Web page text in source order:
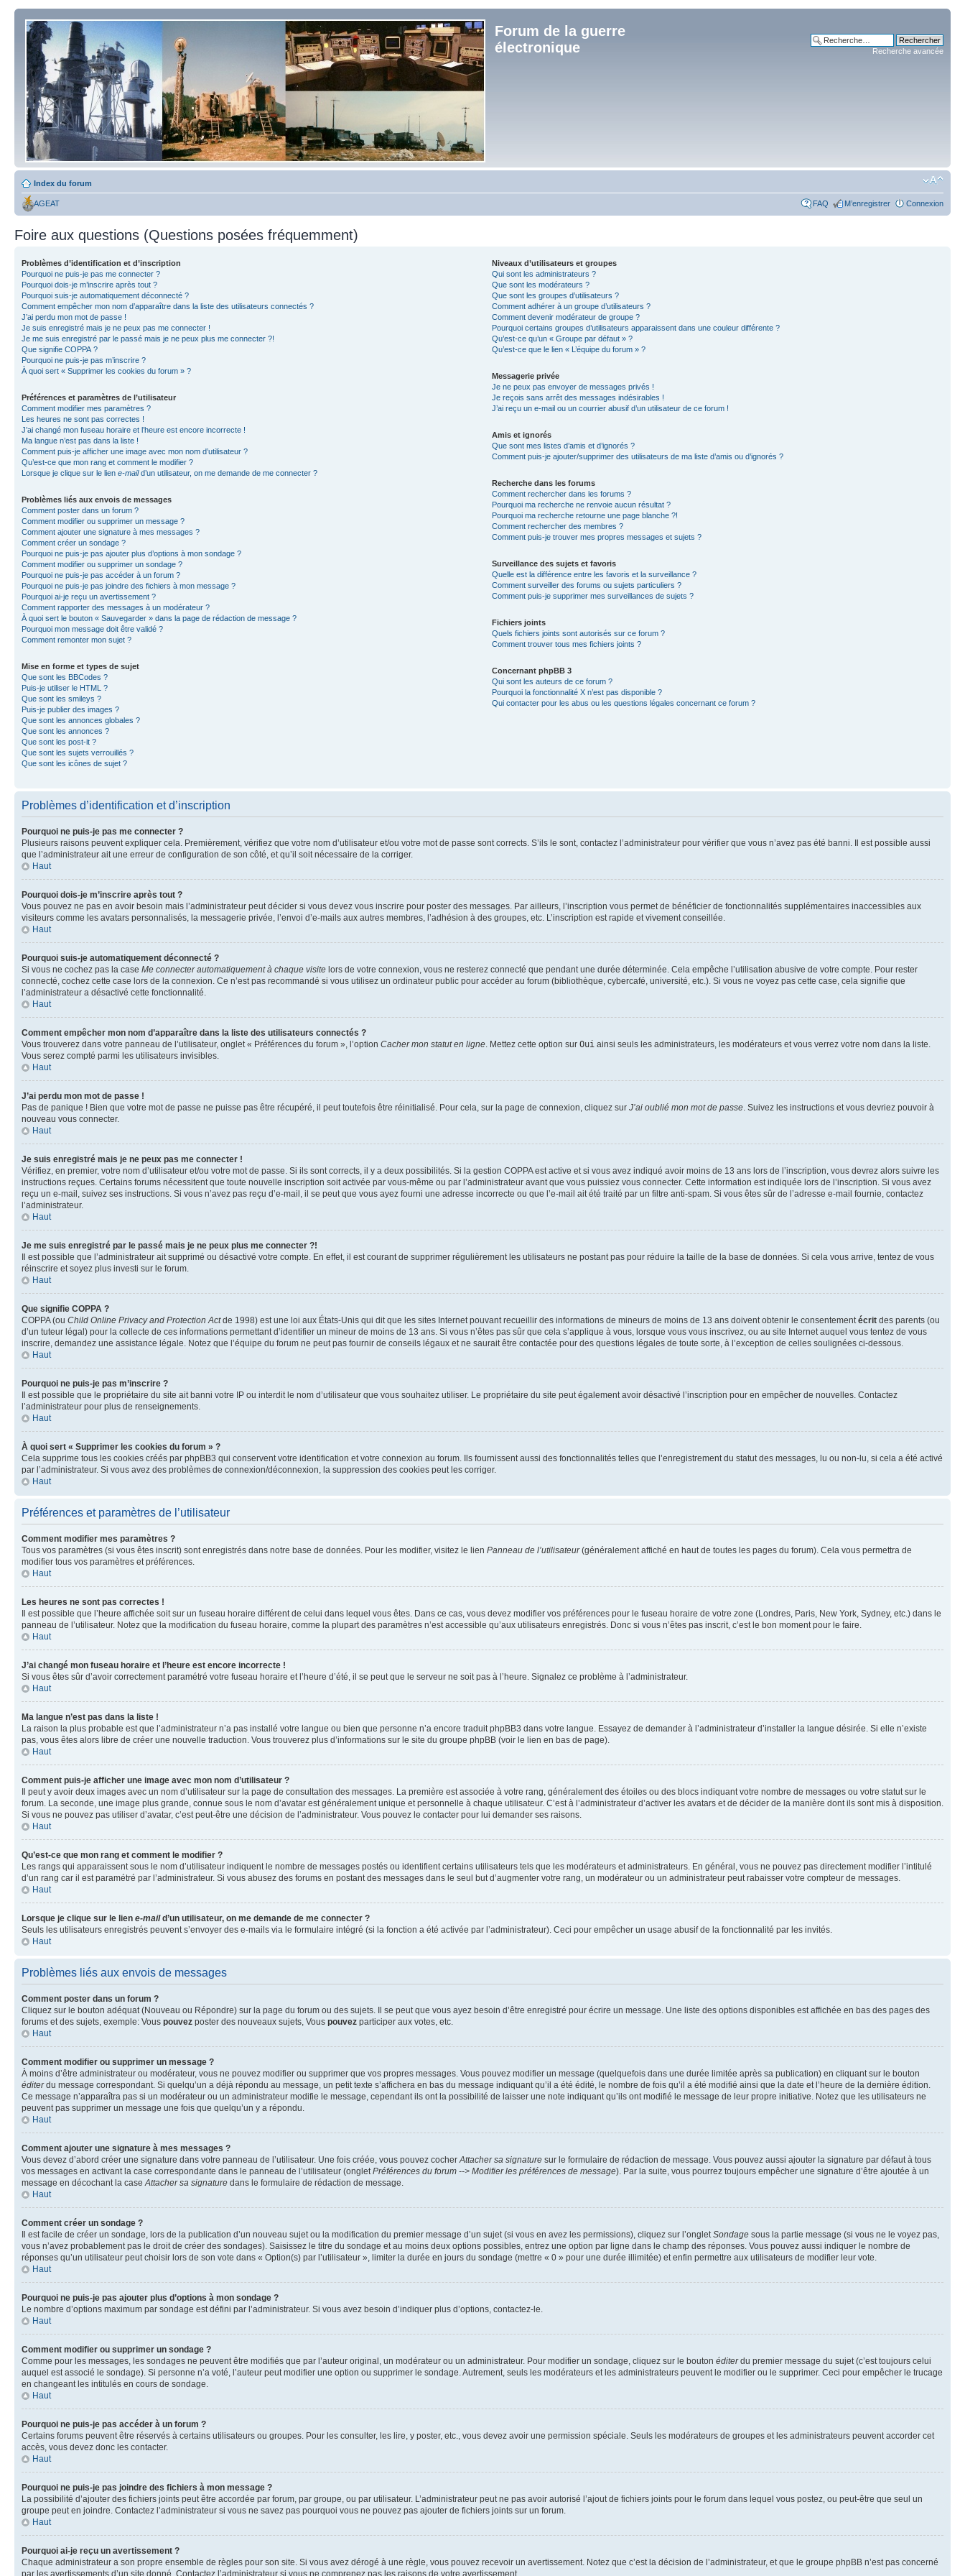
Forum de la guerre
électronique
Recherche avancée
Index du forum
AGEAT FAQ M’enregistrer Connexion
Foire aux questions (Questions posées fréquemment)
Problèmes d’identification et d’inscription
Pourquoi ne puis-je pas me connecter ?
Pourquoi dois-je m’inscrire après tout ?
Pourquoi suis-je automatiquement déconnecté ?
Comment empêcher mon nom d’apparaître dans la liste des utilisateurs connectés ?
J’ai perdu mon mot de passe !
Je suis enregistré mais je ne peux pas me connecter !
Je me suis enregistré par le passé mais je ne peux plus me connecter ?!
Que signifie COPPA ?
Pourquoi ne puis-je pas m’inscrire ?
À quoi sert « Supprimer les cookies du forum » ?
Préférences et paramètres de l’utilisateur
Comment modifier mes paramètres ?
Les heures ne sont pas correctes !
J’ai changé mon fuseau horaire et l’heure est encore incorrecte !
Ma langue n’est pas dans la liste !
Comment puis-je afficher une image avec mon nom d’utilisateur ?
Qu’est-ce que mon rang et comment le modifier ?
Lorsque je clique sur le lien e-maild’un utilisateur, on me demande de me connecter ?
Problèmes liés aux envois de messages
Comment poster dans un forum ?
Comment modifier ou supprimer un message ?
Comment ajouter une signature à mes messages ?
Comment créer un sondage ?
Pourquoi ne puis-je pas ajouter plus d’options à mon sondage ?
Comment modifier ou supprimer un sondage ?
Pourquoi ne puis-je pas accéder à un forum ?
Pourquoi ne puis-je pas joindre des fichiers à mon message ?
Pourquoi ai-je reçu un avertissement ?
Comment rapporter des messages à un modérateur ?
À quoi sert le bouton « Sauvegarder » dans la page de rédaction de message ?
Pourquoi mon message doit être validé ?
Comment remonter mon sujet ?
Mise en forme et types de sujet
Que sont les BBCodes ?
Puis-je utiliser le HTML ?
Que sont les smileys ?
Puis-je publier des images ?
Que sont les annonces globales ?
Que sont les annonces ?
Que sont les post-it ?
Que sont les sujets verrouillés ?
Que sont les icônes de sujet ?
Niveaux d’utilisateurs et groupes
Qui sont les administrateurs ?
Que sont les modérateurs ?
Que sont les groupes d’utilisateurs ?
Comment adhérer à un groupe d’utilisateurs ?
Comment devenir modérateur de groupe ?
Pourquoi certains groupes d’utilisateurs apparaissent dans une couleur différente ?
Qu’est-ce qu’un « Groupe par défaut » ?
Qu’est-ce que le lien « L’équipe du forum » ?
Messagerie privée
Je ne peux pas envoyer de messages privés !
Je reçois sans arrêt des messages indésirables !
J’ai reçu un e-mail ou un courrier abusif d’un utilisateur de ce forum !
Amis et ignorés
Que sont mes listes d’amis et d’ignorés ?
Comment puis-je ajouter/supprimer des utilisateurs de ma liste d’amis ou d’ignorés ?
Recherche dans les forums
Comment rechercher dans les forums ?
Pourquoi ma recherche ne renvoie aucun résultat ?
Pourquoi ma recherche retourne une page blanche ?!
Comment rechercher des membres ?
Comment puis-je trouver mes propres messages et sujets ?
Surveillance des sujets et favoris
Quelle est la différence entre les favoris et la surveillance ?
Comment surveiller des forums ou sujets particuliers ?
Comment puis-je supprimer mes surveillances de sujets ?
Fichiers joints
Quels fichiers joints sont autorisés sur ce forum ?
Comment trouver tous mes fichiers joints ?
Concernant phpBB 3
Qui sont les auteurs de ce forum ?
Pourquoi la fonctionnalité X n’est pas disponible ?
Qui contacter pour les abus ou les questions légales concernant ce forum ?
Problèmes d’identification et d’inscription
Pourquoi ne puis-je pas me connecter ?
Plusieurs raisons peuvent expliquer cela. Premièrement, vérifiez que votre nom d’utilisateur et/ou votre mot de passe sont corrects. S’ils le sont, contactez l’administrateur pour vérifier que vous n’avez pas été banni. Il est possible aussi
que l’administrateur ait une erreur de configuration de son côté, et qu’il soit nécessaire de la corriger.
Haut
Pourquoi dois-je m’inscrire après tout ?
Vous pouvez ne pas en avoir besoin mais l’administrateur peut décider si vous devez vous inscrire pour poster des messages. Par ailleurs, l’inscription vous permet de bénéficier de fonctionnalités supplémentaires inaccessibles aux
visiteurs comme les avatars personnalisés, la messagerie privée, l’envoi d’e-mails aux autres membres, l’adhésion à des groupes, etc. L’inscription est rapide et vivement conseillée.
Haut
Pourquoi suis-je automatiquement déconnecté ?
Si vous ne cochez pas la case Me connecter automatiquement à chaque visite lors de votre connexion, vous ne resterez connecté que pendant une durée déterminée. Cela empêche l’utilisation abusive de votre compte. Pour rester
connecté, cochez cette case lors de la connexion. Ce n’est pas recommandé si vous utilisez un ordinateur public pour accéder au forum (bibliothèque, cybercafé, université, etc.). Si vous ne voyez pas cette case, cela signifie que
l’administrateur a désactivé cette fonctionnalité.
Haut
Comment empêcher mon nom d’apparaître dans la liste des utilisateurs connectés ?
Vous trouverez dans votre panneau de l’utilisateur, onglet « Préférences du forum », l’option Cacher mon statut en ligne. Mettez cette option sur Oui ainsi seuls les administrateurs, les modérateurs et vous verrez votre nom dans la liste.
Vous serez compté parmi les utilisateurs invisibles.
Haut
J’ai perdu mon mot de passe !
Pas de panique ! Bien que votre mot de passe ne puisse pas être récupéré, il peut toutefois être réinitialisé. Pour cela, sur la page de connexion, cliquez sur J’ai oublié mon mot de passe. Suivez les instructions et vous devriez pouvoir à
nouveau vous connecter.
Haut
Je suis enregistré mais je ne peux pas me connecter !
Vérifiez, en premier, votre nom d’utilisateur et/ou votre mot de passe. Si ils sont corrects, il y a deux possibilités. Si la gestion COPPA est active et si vous avez indiqué avoir moins de 13 ans lors de l’inscription, vous devrez alors suivre les
instructions reçues. Certains forums nécessitent que toute nouvelle inscription soit activée par vous-même ou par l’administrateur avant que vous puissiez vous connecter. Cette information est indiquée lors de l’inscription. Si vous avez
reçu un e-mail, suivez ses instructions. Si vous n’avez pas reçu d’e-mail, il se peut que vous ayez fourni une adresse incorrecte ou que l’e-mail ait été traité par un filtre anti-spam. Si vous êtes sûr de l’adresse e-mail fournie, contactez
l’administrateur.
Haut
Je me suis enregistré par le passé mais je ne peux plus me connecter ?!
Il est possible que l’administrateur ait supprimé ou désactivé votre compte. En effet, il est courant de supprimer régulièrement les utilisateurs ne postant pas pour réduire la taille de la base de données. Si cela vous arrive, tentez de vous
réinscrire et soyez plus investi sur le forum.
Haut
Que signifie COPPA ?
COPPA (ou Child Online Privacy and Protection Actde 1998) est une loi aux États-Unis qui dit que les sites Internet pouvant recueillir des informations de mineurs de moins de 13 ans doivent obtenir le consentementécrit des parents (ou
d’un tuteur légal) pour la collecte de ces informations permettant d’identifier un mineur de moins de 13 ans. Si vous n’êtes pas sûr que cela s’applique à vous, lorsque vous vous inscrivez, ou au site Internet auquel vous tentez de vous
inscrire, demandez une assistance légale. Notez que l’équipe du forum ne peut pas fournir de conseils légaux et ne saurait être contactée pour des questions légales de toute sorte, à l’exception de celles soulignées ci-dessous.
Haut
Pourquoi ne puis-je pas m’inscrire ?
Il est possible que le propriétaire du site ait banni votre IP ou interdit le nom d’utilisateur que vous souhaitez utiliser. Le propriétaire du site peut également avoir désactivé l’inscription pour en empêcher de nouvelles. Contactez
l’administrateur pour plus de renseignements.
Haut
À quoi sert « Supprimer les cookies du forum » ?
Cela supprime tous les cookies créés par phpBB3 qui conservent votre identification et votre connexion au forum. Ils fournissent aussi des fonctionnalités telles que l’enregistrement du statut des messages, lu ou non-lu, si cela a été activé
par l’administrateur. Si vous avez des problèmes de connexion/déconnexion, la suppression des cookies peut les corriger.
Haut
Préférences et paramètres de l’utilisateur
Comment modifier mes paramètres ?
Tous vos paramètres (si vous êtes inscrit) sont enregistrés dans notre base de données. Pour les modifier, visitez le lien Panneau de l’utilisateur(généralement affiché en haut de toutes les pages du forum). Cela vous permettra de
modifier tous vos paramètres et préférences.
Haut
Les heures ne sont pas correctes !
Il est possible que l’heure affichée soit sur un fuseau horaire différent de celui dans lequel vous êtes. Dans ce cas, vous devez modifier vos préférences pour le fuseau horaire de votre zone (Londres, Paris, New York, Sydney, etc.) dans le
panneau de l’utilisateur. Notez que la modification du fuseau horaire, comme la plupart des paramètres n’est accessible qu’aux utilisateurs enregistrés. Donc si vous n’êtes pas inscrit, c’est le bon moment pour le faire.
Haut
J’ai changé mon fuseau horaire et l’heure est encore incorrecte !
Si vous êtes sûr d’avoir correctement paramétré votre fuseau horaire et l’heure d’été, il se peut que le serveur ne soit pas à l’heure. Signalez ce problème à l’administrateur.
Haut
Ma langue n’est pas dans la liste !
La raison la plus probable est que l’administrateur n’a pas installé votre langue ou bien que personne n’a encore traduit phpBB3 dans votre langue. Essayez de demander à l’administrateur d’installer la langue désirée. Si elle n’existe
pas, vous êtes alors libre de créer une nouvelle traduction. Vous trouverez plus d’informations sur le site du groupe phpBB (voir le lien en bas de page).
Haut
Comment puis-je afficher une image avec mon nom d’utilisateur ?
Il peut y avoir deux images avec un nom d’utilisateur sur la page de consultation des messages. La première est associée à votre rang, généralement des étoiles ou des blocs indiquant votre nombre de messages ou votre statut sur le
forum. La seconde, une image plus grande, connue sous le nom d’avatar est généralement unique et personnelle à chaque utilisateur. C’est à l’administrateur d’activer les avatars et de décider de la manière dont ils sont mis à disposition.
Si vous ne pouvez pas utiliser d’avatar, c’est peut-être une décision de l’administrateur. Vous pouvez le contacter pour lui demander ses raisons.
Haut
Qu’est-ce que mon rang et comment le modifier ?
Les rangs qui apparaissent sous le nom d’utilisateur indiquent le nombre de messages postés ou identifient certains utilisateurs tels que les modérateurs et administrateurs. En général, vous ne pouvez pas directement modifier l’intitulé
d’un rang car il est paramétré par l’administrateur. Si vous abusez des forums en postant des messages dans le seul but d’augmenter votre rang, un modérateur ou un administrateur peut rabaisser votre compteur de messages.
Haut
Lorsque je clique sur le lien e-maild’un utilisateur, on me demande de me connecter ?
Seuls les utilisateurs enregistrés peuvent s’envoyer des e-mails via le formulaire intégré (si la fonction a été activée par l’administrateur). Ceci pour empêcher un usage abusif de la fonctionnalité par les invités.
Haut
Problèmes liés aux envois de messages
Comment poster dans un forum ?
Cliquez sur le bouton adéquat (Nouveau ou Répondre) sur la page du forum ou des sujets. Il se peut que vous ayez besoin d’être enregistré pour écrire un message. Une liste des options disponibles est affichée en bas des pages des
forums et des sujets, exemple: Vous pouvez poster des nouveaux sujets, Vous pouvez participer aux votes, etc.
Haut
Comment modifier ou supprimer un message ?
À moins d’être administrateur ou modérateur, vous ne pouvez modifier ou supprimer que vos propres messages. Vous pouvez modifier un message (quelquefois dans une durée limitée après sa publication) en cliquant sur le bouton
éditerdu message correspondant. Si quelqu’un a déjà répondu au message, un petit texte s’affichera en bas du message indiquant qu’il a été édité, le nombre de fois qu’il a été modifié ainsi que la date et l’heure de la dernière édition.
Ce message n’apparaîtra pas si un modérateur ou un administrateur modifie le message, cependant ils ont la possibilité de laisser une note indiquant qu’ils ont modifié le message de leur propre initiative. Notez que les utilisateurs ne
peuvent pas supprimer un message une fois que quelqu’un y a répondu.
Haut
Comment ajouter une signature à mes messages ?
Vous devez d’abord créer une signature dans votre panneau de l’utilisateur. Une fois créée, vous pouvez cocherAttacher sa signature sur le formulaire de rédaction de message. Vous pouvez aussi ajouter la signature par défaut à tous
vos messages en activant la case correspondante dans le panneau de l’utilisateur (ongletPréférences du forum --> Modifier les préférences de message). Par la suite, vous pourrez toujours empêcher une signature d’être ajoutée à un
message en décochant la caseAttacher sa signature dans le formulaire de rédaction de message.
Haut
Comment créer un sondage ?
Il est facile de créer un sondage, lors de la publication d’un nouveau sujet ou la modification du premier message d’un sujet (si vous en avez les permissions), cliquez sur l’ongletSondage sous la partie message (si vous ne le voyez pas,
vous n’avez probablement pas le droit de créer des sondages). Saisissez le titre du sondage et au moins deux options possibles, entrez une option par ligne dans le champ des réponses. Vous pouvez aussi indiquer le nombre de
réponses qu’un utilisateur peut choisir lors de son vote dans « Option(s) par l’utilisateur », limiter la durée en jours du sondage (mettre « 0 » pour une durée illimitée) et enfin permettre aux utilisateurs de modifier leur vote.
Haut
Pourquoi ne puis-je pas ajouter plus d’options à mon sondage ?
Le nombre d’options maximum par sondage est défini par l’administrateur. Si vous avez besoin d’indiquer plus d’options, contactez-le.
Haut
Comment modifier ou supprimer un sondage ?
Comme pour les messages, les sondages ne peuvent être modifiés que par l’auteur original, un modérateur ou un administrateur. Pour modifier un sondage, cliquez sur le bouton éditerdu premier message du sujet (c’est toujours celui
auquel est associé le sondage). Si personne n’a voté, l’auteur peut modifier une option ou supprimer le sondage. Autrement, seuls les modérateurs et les administrateurs peuvent le modifier ou le supprimer. Ceci pour empêcher le trucage
en changeant les intitulés en cours de sondage.
Haut
Pourquoi ne puis-je pas accéder à un forum ?
Certains forums peuvent être réservés à certains utilisateurs ou groupes. Pour les consulter, les lire, y poster, etc., vous devez avoir une permission spéciale. Seuls les modérateurs de groupes et les administrateurs peuvent accorder cet
accès, vous devez donc les contacter.
Haut
Pourquoi ne puis-je pas joindre des fichiers à mon message ?
La possibilité d’ajouter des fichiers joints peut être accordée par forum, par groupe, ou par utilisateur. L’administrateur peut ne pas avoir autorisé l’ajout de fichiers joints pour le forum dans lequel vous postez, ou peut-être que seul un
groupe peut en joindre. Contactez l’administrateur si vous ne savez pas pourquoi vous ne pouvez pas ajouter de fichiers joints sur un forum.
Haut
Pourquoi ai-je reçu un avertissement ?
Chaque administrateur a son propre ensemble de règles pour son site. Si vous avez dérogé à une règle, vous pouvez recevoir un avertissement. Notez que c’est la décision de l’administrateur, et que le groupe phpBB n’est pas concerné
par les avertissements d’un site donné. Contactez l’administrateur si vous ne comprenez pas les raisons de votre avertissement.